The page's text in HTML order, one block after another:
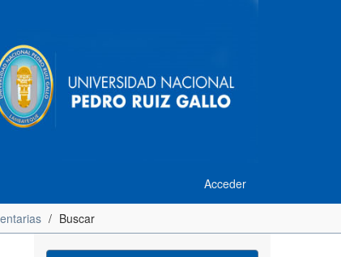
Acceder
Buscar